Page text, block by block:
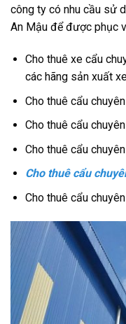
công ty có nhu cầu sử
An Mậu để được phục
Cho thuê xe cẩu
các hãng sản xuất
Cho thuê cẩu
Cho thuê cẩu
Cho thuê cẩu
Cho thuê cẩu
Cho thuê cẩu